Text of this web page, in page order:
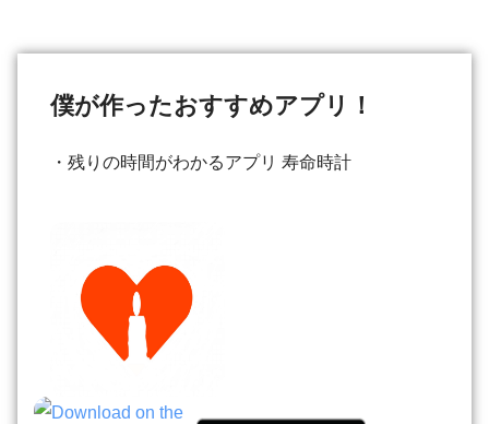
僕が作ったおすすめアプリ！
・残りの時間がわかるアプリ 寿命時計